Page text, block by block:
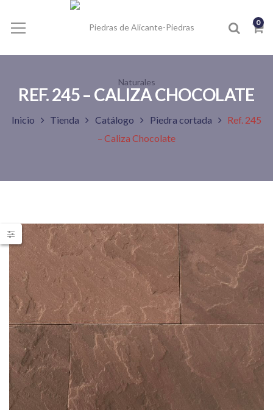
0
REF. 245 – CALIZA CHOCOLATE
Inicio Tienda Catálogo Piedra cortada
Ref. 245
– Caliza Chocolate